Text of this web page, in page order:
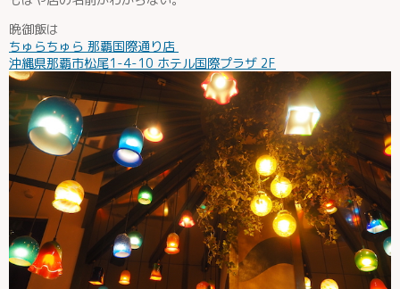
晩御飯は
ちゅらちゅら 那覇国際通り店
沖縄県那覇市松尾1-4-10 ホテル国際プラザ 2F